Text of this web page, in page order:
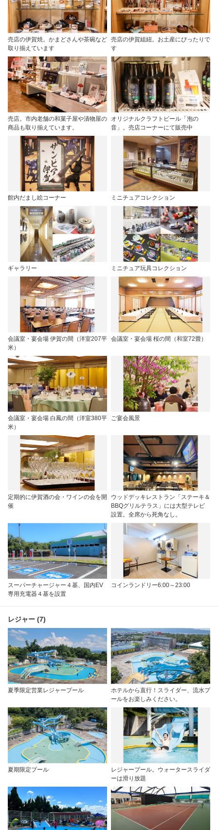
売店の伊賀焼。かまどさんや茶碗など
取り揃えています
売店の伊賀組紐。お土産にぴったりで
す
売店。市内老舗の和菓子屋や漬物屋の
商品も取り揃えています。
オリジナルクラフトビール「泡の
音」。売店コーナーにて販売中
館内だまし絵コーナー ミニチュアコレクション
ギャラリー ミニチュア玩具コレクション
会議室・宴会場 伊賀の間（洋室207平
米）
会議室・宴会場 桜の間（和室72畳）
会議室・宴会場 白鳳の間（洋室380平
米）
ご宴会風景
定期的に伊賀酒の会・ワインの会を開
催
ウッドデッキレストラン「ステーキ＆
BBQグリルテラス」には大型テレビ
設置。全席から死角なし。
スーパーチャージャー４基、国内EV
専用充電器４基を設置
コインランドリー6:00～23:00
レジャー (7)
夏季限定営業レジャープール
ホテルから直行！スライダー、流水プ
ールをお楽しみください。
夏期限定プール
レジャープール。ウォータースライダ
ーは滑り放題